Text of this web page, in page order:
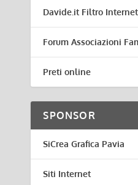
Davide.it Filtro Internet
Forum Associazioni
Preti online
SPONSOR
SiCrea Grafica Pavia
Siti Internet